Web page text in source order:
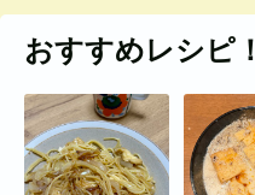
おすすめレシピ！